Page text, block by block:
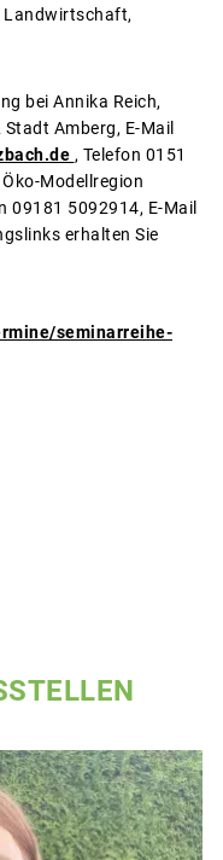
Landwirtschaft,
bei Annika Reich,
Amberg, E-Mail
, Telefon 0151
Modellregion
09181 5092914, E-Mail
erhalten Sie
seminarreihe-